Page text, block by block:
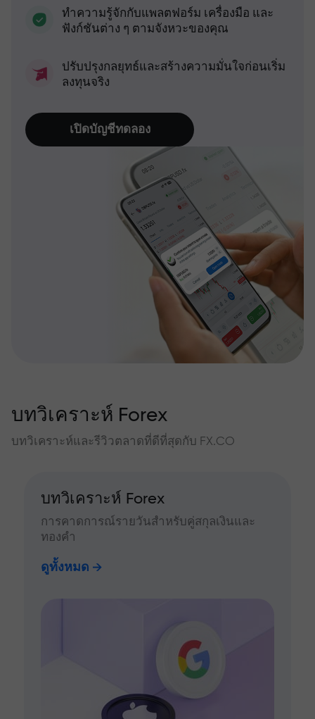
ทำความรู้จักกับแพลตฟอร์ม เครื่องมือ และ
ฟังก์ชันต่าง ๆ ตามจังหวะของคุณ
ปรับปรุงกลยุทธ์และสร้างความมั่นใจก่อนเริ่ม
ลงทุนจริง
เปิดบัญชีทดลอง
บทวิเคราะห์ Forex
บทวิเคราะห์และรีวิวตลาดที่ดีที่สุดกับ FX.CO
บทวิเคราะห์ Forex
การคาดการณ์รายวันสำหรับคู่สกุลเงินและ
ทองคำ
ดูทั้งหมด